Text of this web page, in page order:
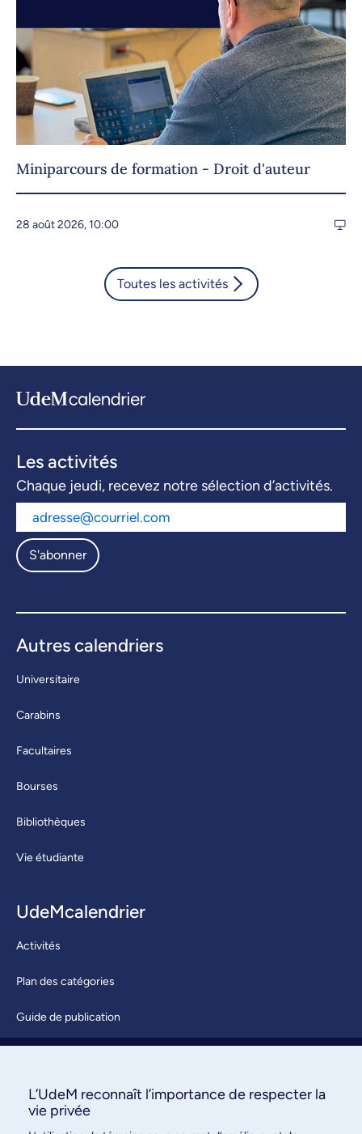
Miniparcours de formation - Droit d'auteur
28 août 2026, 10:00
Toutes les activités
Les activités
Chaque jeudi, recevez notre sélection d’activités.
S'abonner
Autres calendriers
Universitaire
Carabins
Facultaires
Bourses
Bibliothèques
Vie étudiante
UdeMcalendrier
Activités
Plan des catégories
Guide de publication
À propos / Nous joindre
L’UdeM reconnaît l’importance de respecter la
vie privée